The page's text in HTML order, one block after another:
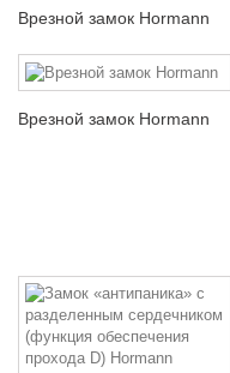
Врезной замок Hormann
Врезной замок Hormann